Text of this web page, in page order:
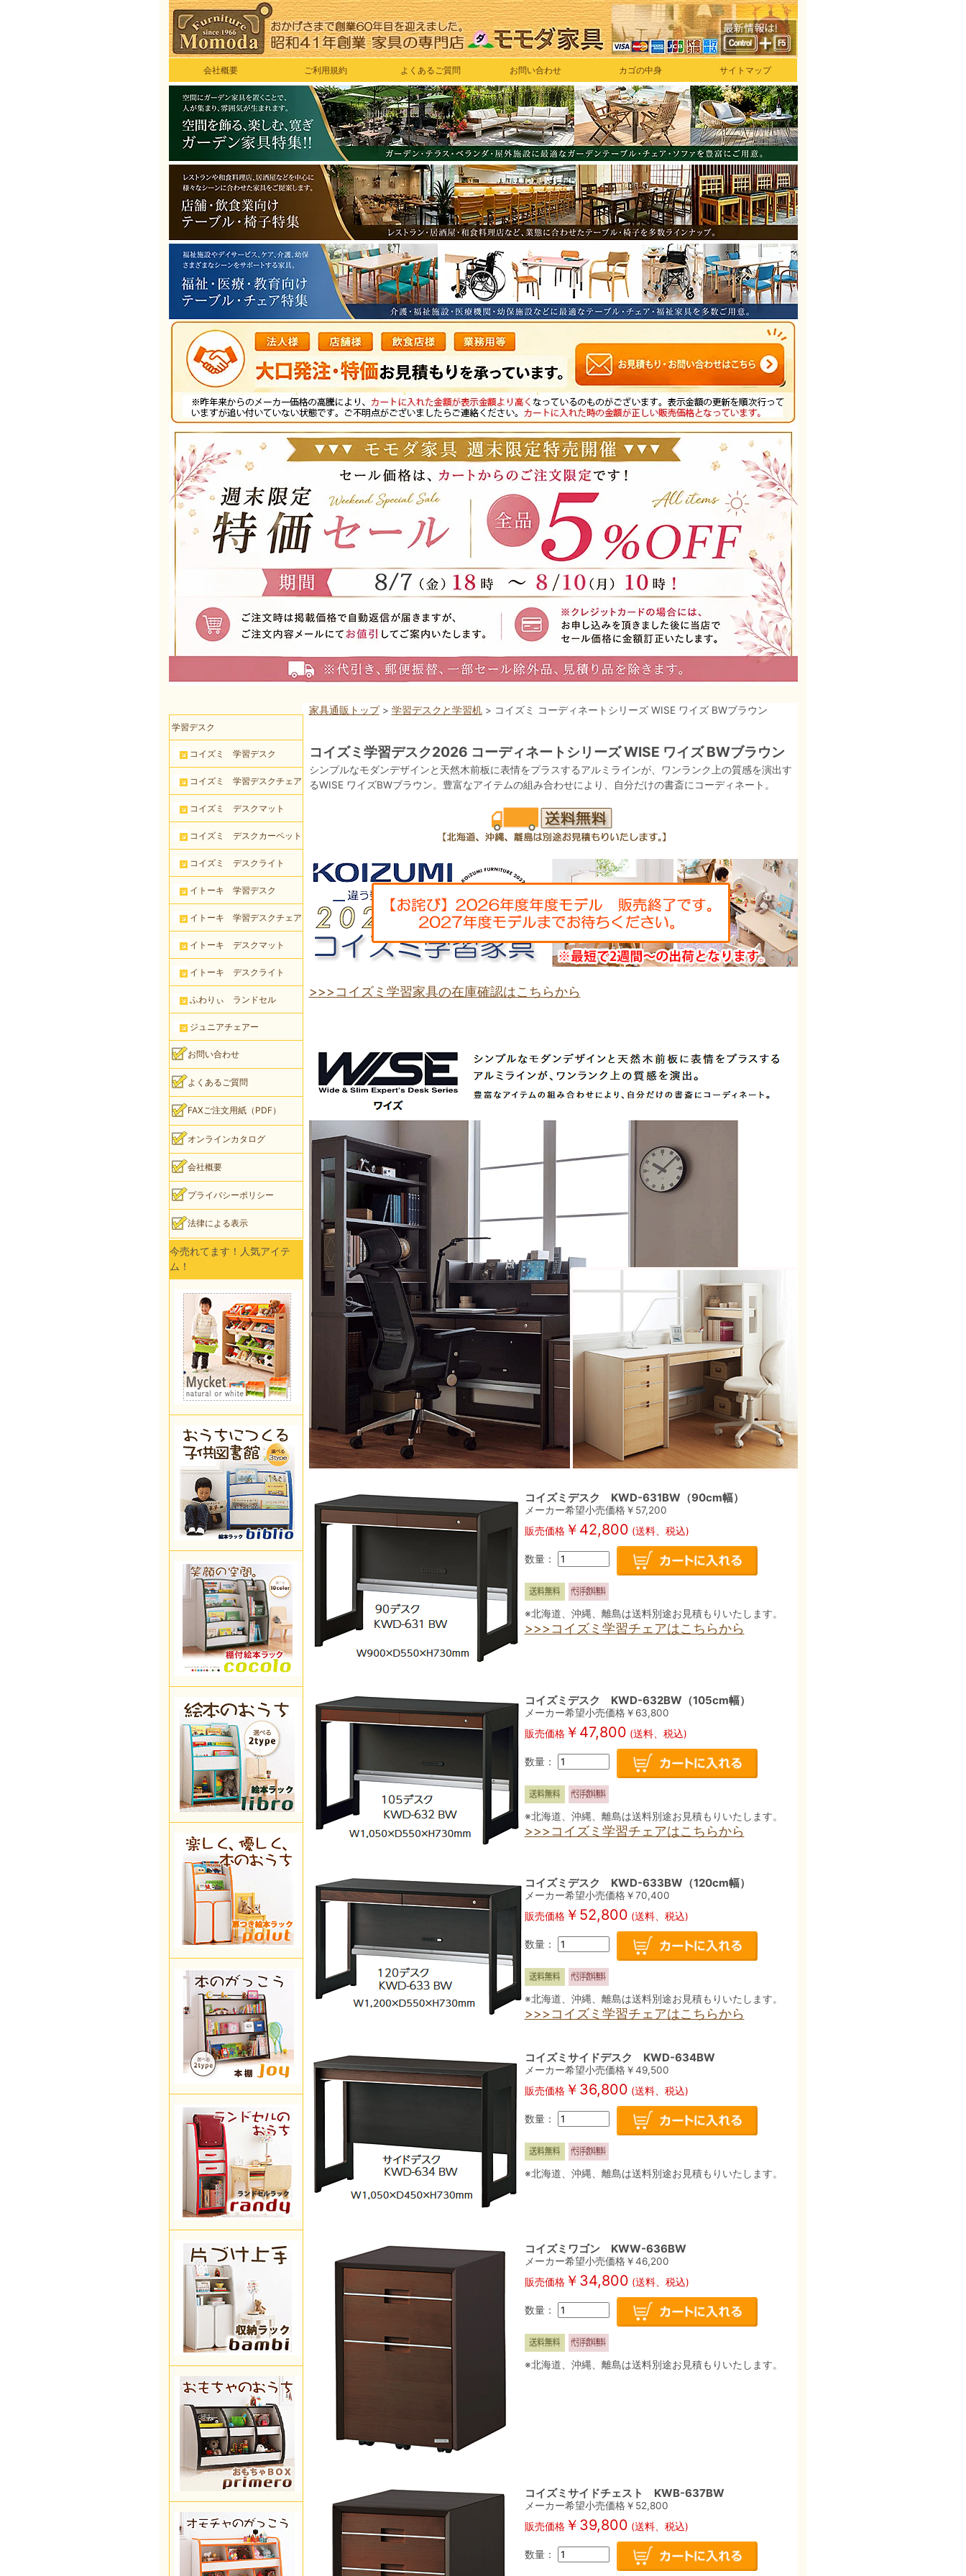
会社概要 ご利用規約 よくあるご質問 お問い合わせ カゴの中身 サイトマップ
家具通販トップ> 学習デスクと学習机> コイズミ コーディネートシリーズ WISE ワイズ BWブラウン
コイズミ学習デスク2026 コーディネートシリーズ WISE ワイズ BWブラウン
シンプルなモダンデザインと天然木前板に表情をプラスするアルミラインが、ワンランク上の質感を演出す
るWISE ワイズBWブラウン。豊富なアイテムの組み合わせにより、自分だけの書斎にコーディネート。
>>>コイズミ学習家具の在庫確認はこちらから
コイズミデスク KWD-631BW（90cm幅）
メーカー希望小売価格￥ 57,200
販売価格￥ 42,800 (送料、税込)
数量：
※北海道、沖縄、離島は送料別途お見積もりいたします。
>>>コイズミ学習チェアはこちらから
コイズミデスク KWD-632BW（105cm幅）
メーカー希望小売価格￥ 63,800
販売価格￥ 47,800 (送料、税込)
数量：
※北海道、沖縄、離島は送料別途お見積もりいたします。
>>>コイズミ学習チェアはこちらから
コイズミデスク KWD-633BW（120cm幅）
メーカー希望小売価格￥70,400
販売価格￥ 52,800 (送料、税込)
数量：
※北海道、沖縄、離島は送料別途お見積もりいたします。
>>>コイズミ学習チェアはこちらから
コイズミサイドデスク KWD-634BW
メーカー希望小売価格￥49,500
販売価格￥ 36,800 (送料、税込)
数量：
※北海道、沖縄、離島は送料別途お見積もりいたします。
コイズミワゴン KWW-636BW
メーカー希望小売価格￥46,200
販売価格￥ 34,800 (送料、税込)
数量：
※北海道、沖縄、離島は送料別途お見積もりいたします。
コイズミサイドチェスト KWB-637BW
メーカー希望小売価格￥ 52,800
販売価格￥ 39,800 (送料、税込)
数量：
学習デスク
コイズミ 学習デスク
コイズミ 学習デスクチェア
コイズミ デスクマット
コイズミ デスクカーペット
コイズミ デスクライト
イトーキ 学習デスク
イトーキ 学習デスクチェア
イトーキ デスクマット
イトーキ デスクライト
ふわりぃ ランドセル
ジュニアチェアー
お問い合わせ
よくあるご質問
FAXご注文用紙（PDF）
オンラインカタログ
会社概要
プライバシーポリシー
法律による表示
今売れてます！人気アイテ
ム！